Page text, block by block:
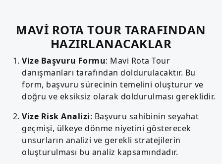
MAVİ ROTA TOUR TARAFINDAN
HAZIRLANACAKLAR
Vize Başvuru Formu: Mavi Rota Tour
danışmanları tarafından doldurulacaktır. Bu
form, başvuru sürecinin temelini oluşturur ve
doğru ve eksiksiz olarak doldurulması gereklidir.
Vize Risk Analizi: Başvuru sahibinin seyahat
geçmişi, ülkeye dönme niyetini gösterecek
unsurların analizi ve gerekli stratejilerin
oluşturulması bu analiz kapsamındadır.